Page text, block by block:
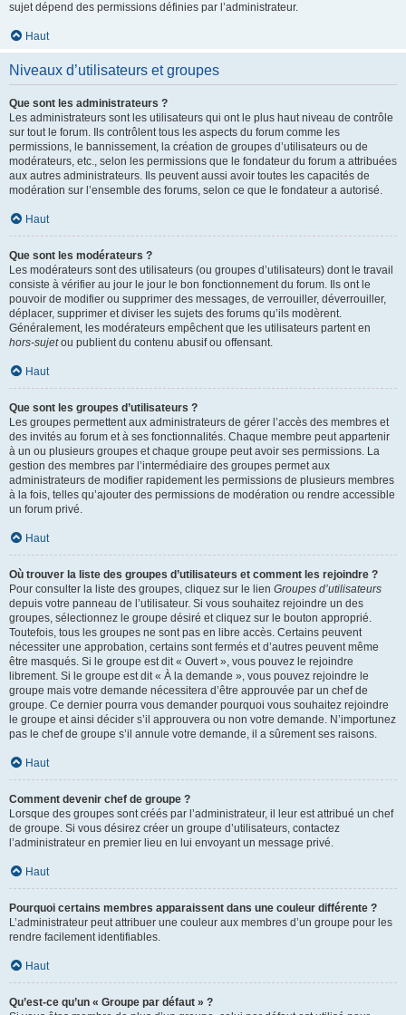
sujet dépend des permissions définies par l’administrateur.
Haut
Niveaux d’utilisateurs et groupes
Que sont les administrateurs ?
Les administrateurs sont les utilisateurs qui ont le plus haut niveau de contrôle
sur tout le forum. Ils contrôlent tous les aspects du forum comme les
permissions, le bannissement, la création de groupes d’utilisateurs ou de
modérateurs, etc., selon les permissions que le fondateur du forum a attribuées
aux autres administrateurs. Ils peuvent aussi avoir toutes les capacités de
modération sur l’ensemble des forums, selon ce que le fondateur a autorisé.
Haut
Que sont les modérateurs ?
Les modérateurs sont des utilisateurs (ou groupes d’utilisateurs) dont le travail
consiste à vérifier au jour le jour le bon fonctionnement du forum. Ils ont le
pouvoir de modifier ou supprimer des messages, de verrouiller, déverrouiller,
déplacer, supprimer et diviser les sujets des forums qu’ils modèrent.
Généralement, les modérateurs empêchent que les utilisateurs partent en
hors-sujetou publient du contenu abusif ou offensant.
Haut
Que sont les groupes d’utilisateurs ?
Les groupes permettent aux administrateurs de gérer l’accès des membres et
des invités au forum et à ses fonctionnalités. Chaque membre peut appartenir
à un ou plusieurs groupes et chaque groupe peut avoir ses permissions. La
gestion des membres par l’intermédiaire des groupes permet aux
administrateurs de modifier rapidement les permissions de plusieurs membres
à la fois, telles qu’ajouter des permissions de modération ou rendre accessible
un forum privé.
Haut
Où trouver la liste des groupes d’utilisateurs et comment les rejoindre ?
Pour consulter la liste des groupes, cliquez sur le lien Groupes d’utilisateurs
depuis votre panneau de l’utilisateur. Si vous souhaitez rejoindre un des
groupes, sélectionnez le groupe désiré et cliquez sur le bouton approprié.
Toutefois, tous les groupes ne sont pas en libre accès. Certains peuvent
nécessiter une approbation, certains sont fermés et d’autres peuvent même
être masqués. Si le groupe est dit « Ouvert », vous pouvez le rejoindre
librement. Si le groupe est dit « À la demande », vous pouvez rejoindre le
groupe mais votre demande nécessitera d’être approuvée par un chef de
groupe. Ce dernier pourra vous demander pourquoi vous souhaitez rejoindre
le groupe et ainsi décider s’il approuvera ou non votre demande. N’importunez
pas le chef de groupe s’il annule votre demande, il a sûrement ses raisons.
Haut
Comment devenir chef de groupe ?
Lorsque des groupes sont créés par l’administrateur, il leur est attribué un chef
de groupe. Si vous désirez créer un groupe d’utilisateurs, contactez
l’administrateur en premier lieu en lui envoyant un message privé.
Haut
Pourquoi certains membres apparaissent dans une couleur différente ?
L’administrateur peut attribuer une couleur aux membres d’un groupe pour les
rendre facilement identifiables.
Haut
Qu’est-ce qu’un « Groupe par défaut » ?